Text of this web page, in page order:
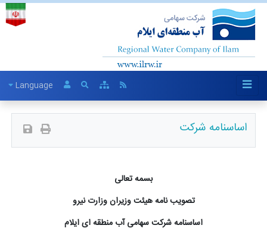
Language
اساسنامه شرکت
بسمه تعالی
تصویب نامه هیئت وزیران وزارت نیرو
اساسنامه شرکت سهامی آب منطقه ای ایلام